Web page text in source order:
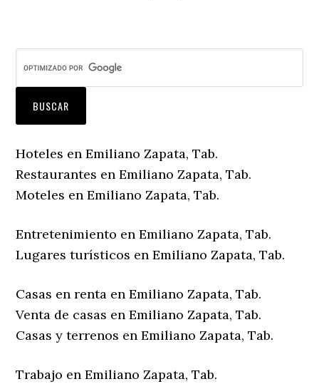
Hoteles en Emiliano Zapata, Tab.
Restaurantes en Emiliano Zapata, Tab.
Moteles en Emiliano Zapata, Tab.
Entretenimiento en Emiliano Zapata, Tab.
Lugares turísticos en Emiliano Zapata, Tab.
Casas en renta en Emiliano Zapata, Tab.
Venta de casas en Emiliano Zapata, Tab.
Casas y terrenos en Emiliano Zapata, Tab.
Trabajo en Emiliano Zapata, Tab.